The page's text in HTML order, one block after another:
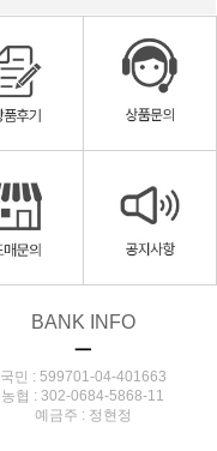
BANK INFO
ㅡ
국민 : 599701-04-401663
농협 : 302-0684-5868-11
예금주 : 정현정